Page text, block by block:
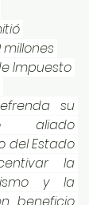
Impuesto
su
aliado
del Estado
la
y la